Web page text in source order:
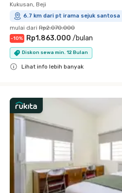
Kukusan, Beji
6.7 km dari pt irama sejuk santosa
mulai dari Rp2.070.000
-10% Rp1.863.000 /bulan
Diskon sewa min. 12 Bulan
Lihat info lebih banyak